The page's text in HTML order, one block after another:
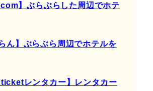
.com】ぶらぶらした周辺でホテ
ん】ぶらぶら周辺でホテルを
レンタカー】レンタカー